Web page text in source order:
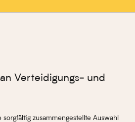
Verteidigungs- und
zusammengestellte Auswahl